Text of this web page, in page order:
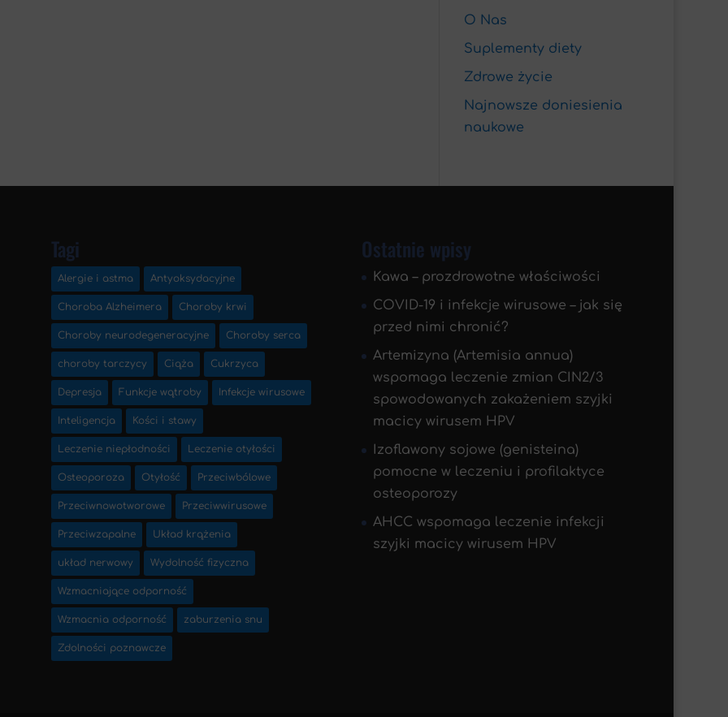
O Nas
Suplementy diety
Zdrowe życie
Najnowsze doniesienia
naukowe
Tagi
Alergie i astma Antyoksydacyjne
Choroba Alzheimera Choroby krwi
Choroby neurodegeneracyjne Choroby serca
choroby tarczycy Ciąża Cukrzyca
Depresja Funkcje wątroby Infekcje wirusowe
Inteligencja Kości i stawy
Leczenie niepłodności Leczenie otyłości
Osteoporoza Otyłość Przeciwbólowe
Przeciwnowotworowe Przeciwwirusowe
Przeciwzapalne Układ krążenia
układ nerwowy Wydolność fizyczna
Wzmacniające odporność
Wzmacnia odporność zaburzenia snu
Zdolności poznawcze
Ostatnie wpisy
Kawa – prozdrowotne właściwości
COVID-19 i infekcje wirusowe – jak się
przed nimi chronić?
Artemizyna (Artemisia annua)
wspomaga leczenie zmian CIN2/3
spowodowanych zakażeniem szyjki
macicy wirusem HPV
Izoflawony sojowe (genisteina)
pomocne w leczeniu i profilaktyce
osteoporozy
AHCC wspomaga leczenie infekcji
szyjki macicy wirusem HPV